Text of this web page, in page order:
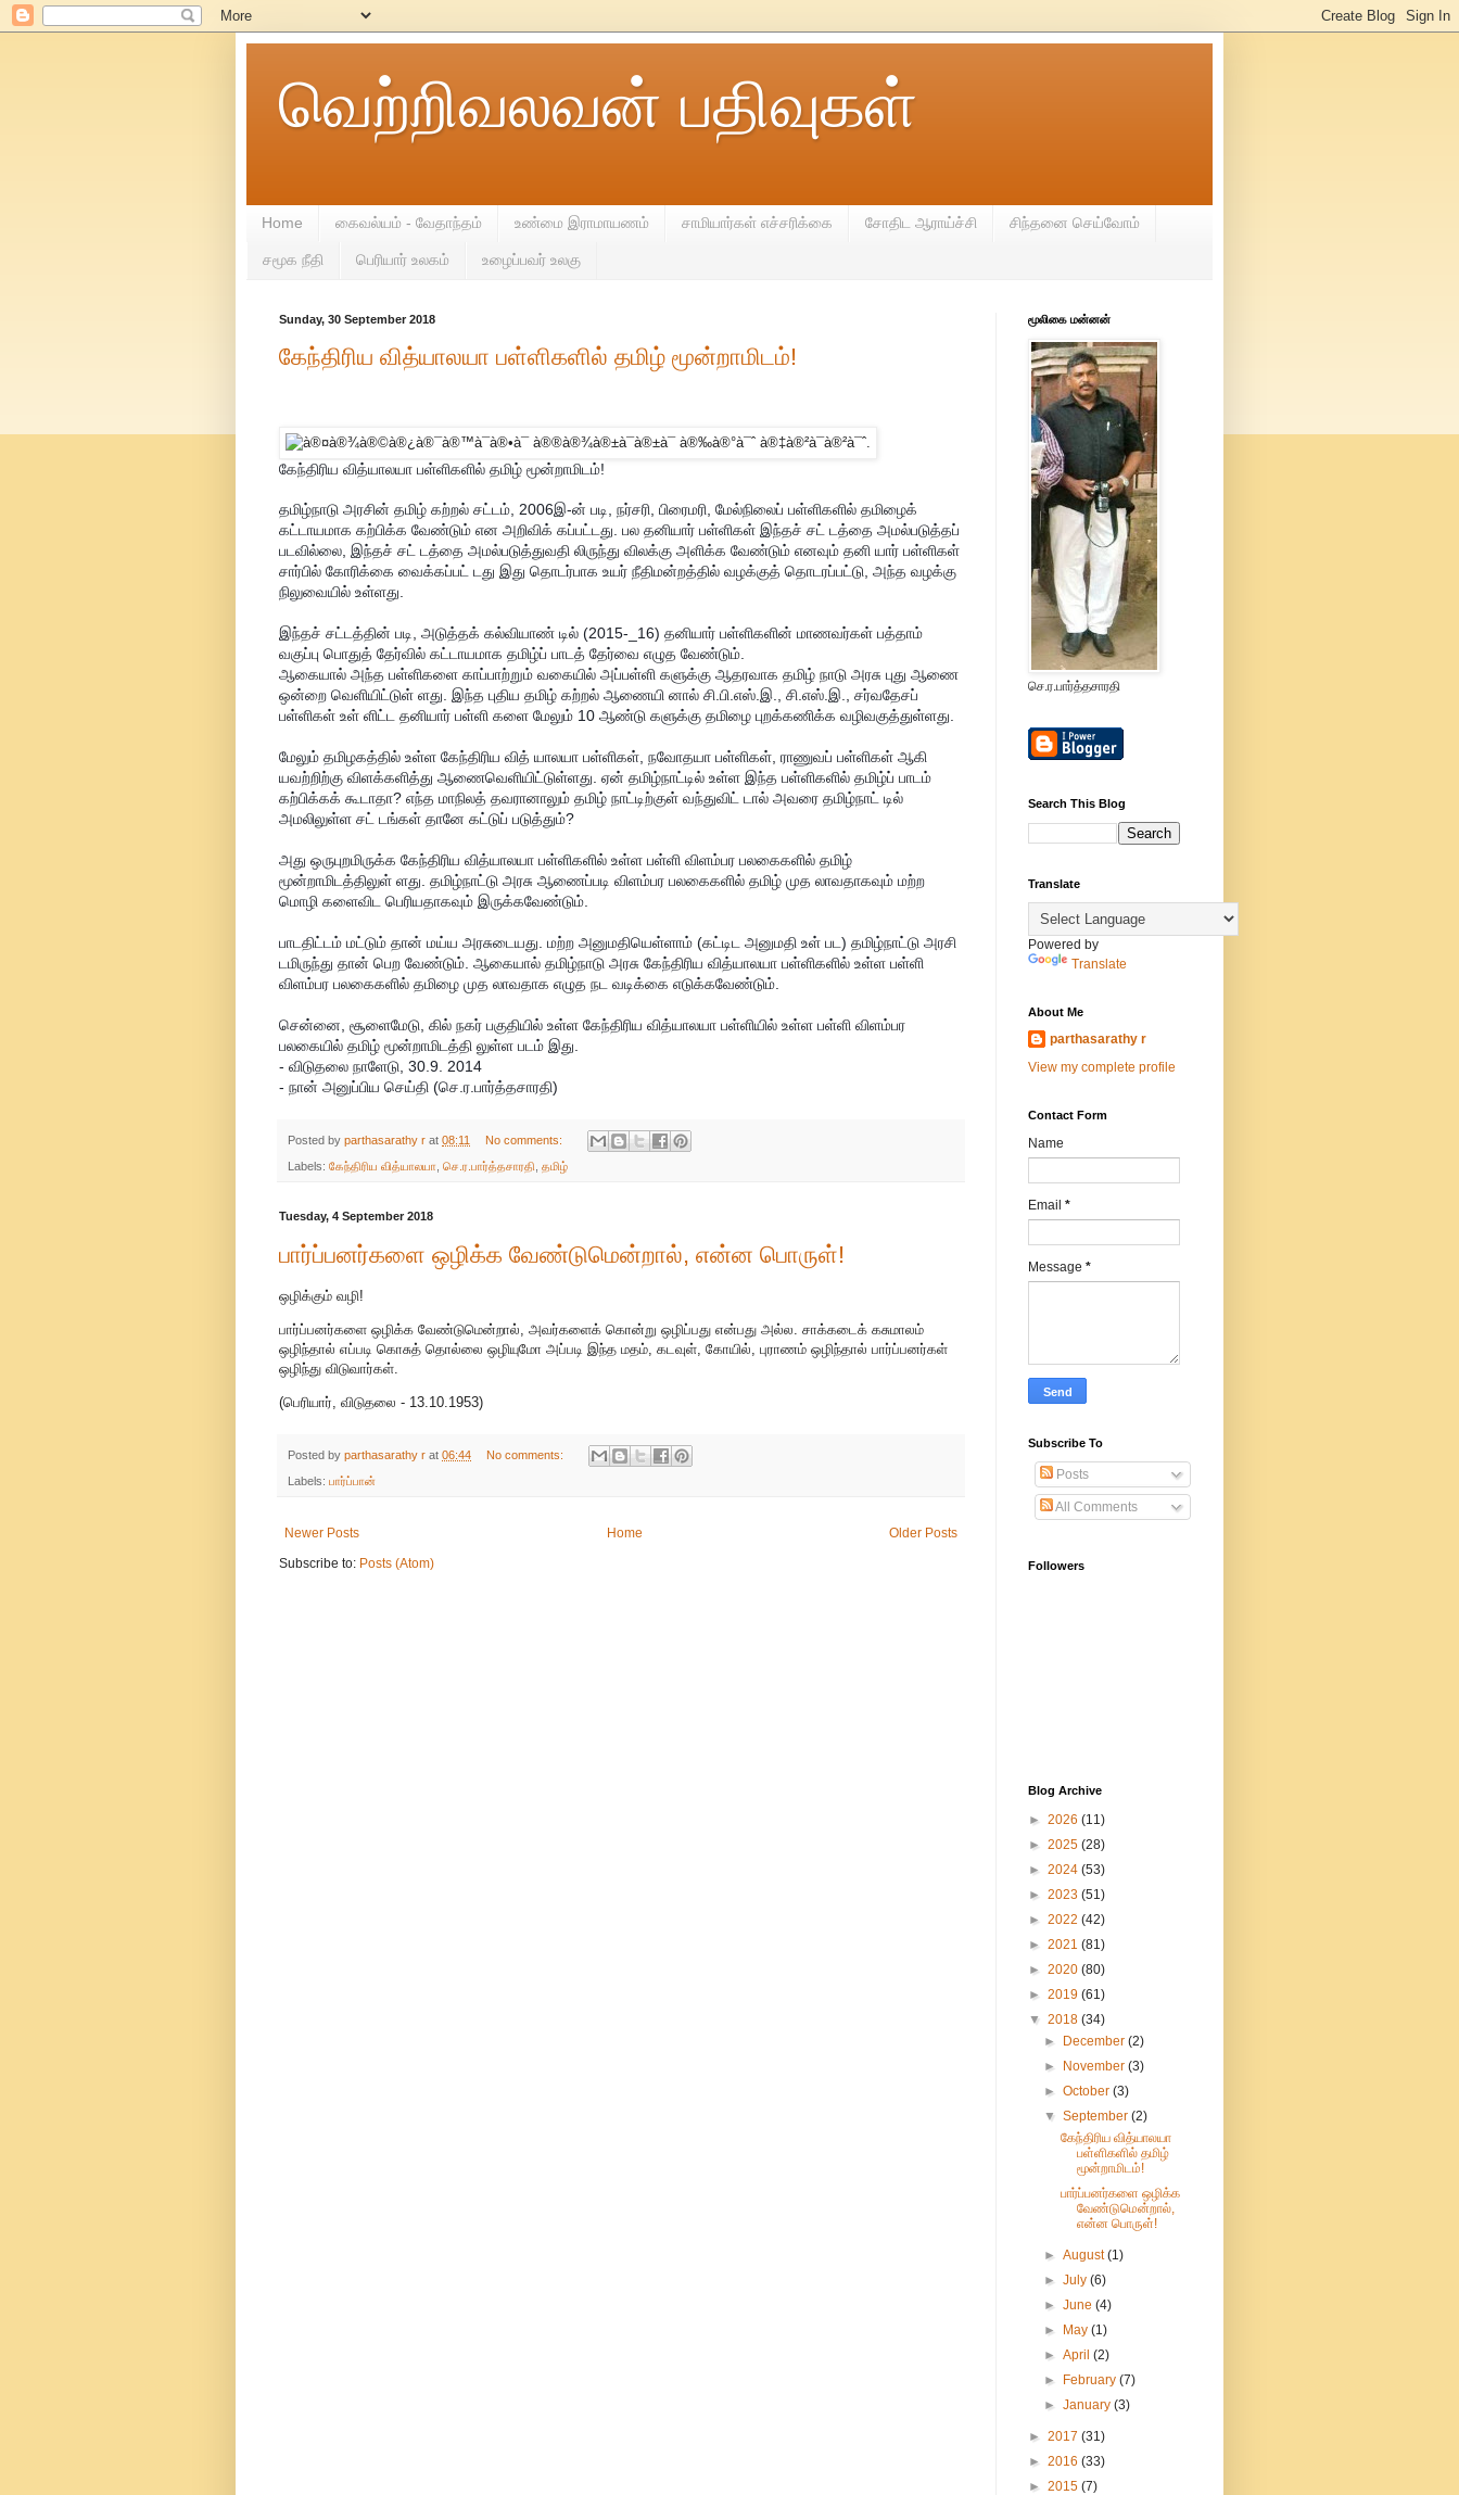
வெற்றிவலவன் பதிவுகள்
Home கைவல்யம் - வேதாந்தம் உண்மை இராமாயணம் சாமியார்கள் எச்சரிக்கை சோதிட ஆராய்ச்சி சிந்தனை செய்வோம்
சமூக நீதி பெரியார் உலகம் உழைப்பவர் உலகு
Sunday, 30 September 2018
கேந்திரிய வித்யாலயா பள்ளிகளில் தமிழ் மூன்றாமிடம்!
கேந்திரிய வித்யாலயா பள்ளிகளில் தமிழ் மூன்றாமிடம்!
தமிழ்நாடு அரசின் தமிழ் கற்றல் சட்டம், 2006இ-ன் படி, நர்சரி, பிரைமரி, மேல்நிலைப் பள்ளிகளில் தமிழைக்
கட்டாயமாக கற்பிக்க வேண்டும் என அறிவிக் கப்பட்டது. பல தனியார் பள்ளிகள் இந்தச் சட் டத்தை அமல்படுத்தப்
படவில்லை, இந்தச் சட் டத்தை அமல்படுத்துவதி லிருந்து விலக்கு அளிக்க வேண்டும் எனவும் தனி யார் பள்ளிகள்
சார்பில் கோரிக்கை வைக்கப்பட் டது இது தொடர்பாக உயர் நீதிமன்றத்தில் வழக்குத் தொடரப்பட்டு, அந்த வழக்கு
நிலுவையில் உள்ளது.
இந்தச் சட்டத்தின் படி, அடுத்தக் கல்வியாண் டில் (2015-_16) தனியார் பள்ளிகளின் மாணவர்கள் பத்தாம்
வகுப்பு பொதுத் தேர்வில் கட்டாயமாக தமிழ்ப் பாடத் தேர்வை எழுத வேண்டும்.
ஆகையால் அந்த பள்ளிகளை காப்பாற்றும் வகையில் அப்பள்ளி களுக்கு ஆதரவாக தமிழ் நாடு அரசு புது ஆணை
ஒன்றை வெளியிட்டுள் ளது. இந்த புதிய தமிழ் கற்றல் ஆணையி னால் சி.பி.எஸ்.இ., சி.எஸ்.இ., சர்வதேசப்
பள்ளிகள் உள் ளிட்ட தனியார் பள்ளி களை மேலும் 10 ஆண்டு களுக்கு தமிழை புறக்கணிக்க வழிவகுத்துள்ளது.
மேலும் தமிழகத்தில் உள்ள கேந்திரிய வித் யாலயா பள்ளிகள், நவோதயா பள்ளிகள், ராணுவப் பள்ளிகள் ஆகி
யவற்றிற்கு விளக்களித்து ஆணைவெளியிட்டுள்ளது. ஏன் தமிழ்நாட்டில் உள்ள இந்த பள்ளிகளில் தமிழ்ப் பாடம்
கற்பிக்கக் கூடாதா? எந்த மாநிலத் தவரானாலும் தமிழ் நாட்டிற்குள் வந்துவிட் டால் அவரை தமிழ்நாட் டில்
அமலிலுள்ள சட் டங்கள் தானே கட்டுப் படுத்தும்?
அது ஒருபுறமிருக்க கேந்திரிய வித்யாலயா பள்ளிகளில் உள்ள பள்ளி விளம்பர பலகைகளில் தமிழ்
மூன்றாமிடத்திலுள் ளது. தமிழ்நாட்டு அரசு ஆணைப்படி விளம்பர பலகைகளில் தமிழ் முத லாவதாகவும் மற்ற
மொழி களைவிட பெரியதாகவும் இருக்கவேண்டும்.
பாடதிட்டம் மட்டும் தான் மய்ய அரசுடையது. மற்ற அனுமதியெள்ளாம் (கட்டிட அனுமதி உள் பட) தமிழ்நாட்டு அரசி
டமிருந்து தான் பெற வேண்டும். ஆகையால் தமிழ்நாடு அரசு கேந்திரிய வித்யாலயா பள்ளிகளில் உள்ள பள்ளி
விளம்பர பலகைகளில் தமிழை முத லாவதாக எழுத நட வடிக்கை எடுக்கவேண்டும்.
சென்னை, சூளைமேடு, கில் நகர் பகுதியில் உள்ள கேந்திரிய வித்யாலயா பள்ளியில் உள்ள பள்ளி விளம்பர
பலகையில் தமிழ் மூன்றாமிடத்தி லுள்ள படம் இது.
- விடுதலை நாளேடு, 30.9. 2014
- நான் அனுப்பிய செய்தி (செ.ர.பார்த்தசாரதி)
Posted by parthasarathy r at 08:11 No comments:
Labels: கேந்திரிய வித்யாலயா செ.ர.பார்த்தசாரதி தமிழ்
Tuesday, 4 September 2018
பார்ப்பனர்களை ஒழிக்க வேண்டுமென்றால், என்ன பொருள்!
ஒழிக்கும் வழி!
பார்ப்பனர்களை ஒழிக்க வேண்டுமென்றால், அவர்களைக் கொன்று ஒழிப்பது என்பது அல்ல. சாக்கடைக் கசுமாலம்
ஒழிந்தால் எப்படி கொசுத் தொல்லை ஒழியுமோ அப்படி இந்த மதம், கடவுள், கோயில், புராணம் ஒழிந்தால் பார்ப்பனர்கள்
ஒழிந்து விடுவார்கள்.
(பெரியார், விடுதலை - 13.10.1953)
Posted by parthasarathy r at 06:44 No comments:
Labels: பார்ப்பான்
Newer Posts Older Posts
Home
Subscribe to: Posts (Atom)
மூலிகை மன்னன்
செ.ர.பார்த்தசாரதி
Search This Blog
Translate
Powered by
Translate
About Me
parthasarathy r
View my complete profile
Contact Form
Name
Email *
Message *
Subscribe To
Posts
All Comments
Followers
Blog Archive
► 2026 (11)
► 2025 (28)
► 2024 (53)
► 2023 (51)
► 2022 (42)
► 2021 (81)
► 2020 (80)
► 2019 (61)
▼ 2018 (34)
► December(2)
► November(3)
►October(3)
▼September(2)
கேந்திரிய வித்யாலயா
பள்ளிகளில் தமிழ்
மூன்றாமிடம்!
பார்ப்பனர்களை ஒழிக்க
வேண்டுமென்றால்,
என்ன பொருள்!
►August(1)
►July(6)
►June(4)
► May(1)
►April(2)
► February(7)
►January(3)
► 2017 (31)
► 2016 (33)
► 2015 (7)